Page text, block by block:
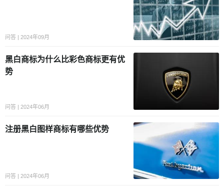
问答 | 2024年09月
黑白商标为什么比彩色商标更有优
势
问答 | 2024年06月
注册黑白图样商标有哪些优势
问答 | 2024年06月